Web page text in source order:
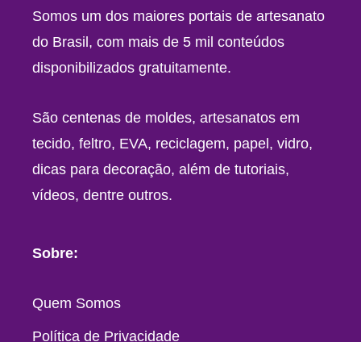
Somos um dos maiores portais de artesanato
do Brasil, com mais de 5 mil conteúdos
disponibilizados gratuitamente.
São centenas de moldes, artesanatos em
tecido, feltro, EVA, reciclagem, papel, vidro,
dicas para decoração, além de tutoriais,
vídeos, dentre outros.
Sobre:
Quem Somos
Política de Privacidade